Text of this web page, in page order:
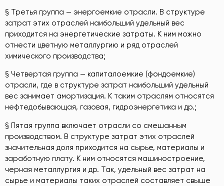
§ Третья группа — энергоемкие отрасли. В структуре
затрат этих отраслей наибольший удельный вес
приходится на энергетические затраты. К ним можно
отнести цветную металлургию и ряд отраслей
химического производства;
§ Четвертая группа — капиталоемкие (фондоемкие)
отрасли, где в структуре затрат наибольший удельный
вес занимает амортизация. К таким отраслям относятся
нефтедобывающая, газовая, гидроэнергетика и др.;
§ Пятая группа включает отрасли со смешанным
производством. В структуре затрат этих отраслей
значительная доля приходится на сырье, материалы и
заработную плату. К ним относятся машиностроение,
черная металлургия и др. Так, удельный вес затрат на
сырье и материалы таких отраслей составляет свыше